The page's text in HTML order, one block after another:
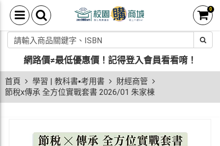
0
網路價≠最低優惠價！ 記得登入會員看看唷！
首頁 學習 | 教科書▪考用書
財經商管
節稅x傳承 全方位實戰套書 2026/01 朱家棟